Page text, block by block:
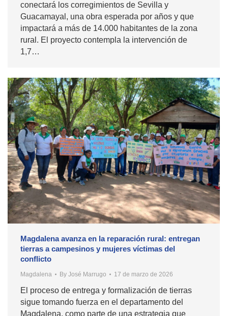
conectará los corregimientos de Sevilla y
Guacamayal, una obra esperada por años y que
impactará a más de 14.000 habitantes de la zona
rural. El proyecto contempla la intervención de
1,7…
Magdalena avanza en la reparación rural: entregan
tierras a campesinos y mujeres víctimas del
conflicto
Magdalena By José Marrugo 17 de marzo de 2026
El proceso de entrega y formalización de tierras
sigue tomando fuerza en el departamento del
Magdalena, como parte de una estrategia que